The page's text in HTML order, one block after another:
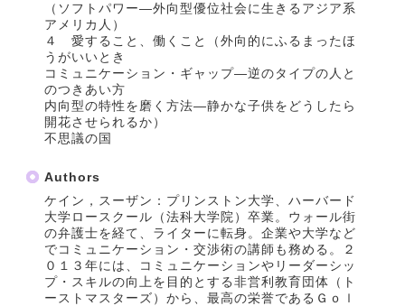
（ソフトパワー―外向型優位社会に生きるアジア系
アメリカ人）
４ 愛すること、働くこと（外向的にふるまったほ
うがいいとき
コミュニケーション・ギャップ―逆のタイプの人と
のつきあい方
内向型の特性を磨く方法―静かな子供をどうしたら
開花させられるか）
不思議の国
Authors
ケイン，スーザン：プリンストン大学、ハーバード
大学ロースクール（法科大学院）卒業。ウォール街
の弁護士を経て、ライターに転身。企業や大学など
でコミュニケーション・交渉術の講師も務める。２
０１３年には、コミュニケーションやリーダーシッ
プ・スキルの向上を目的とする非営利教育団体（ト
ーストマスターズ）から、最高の栄誉であるＧｏｌ